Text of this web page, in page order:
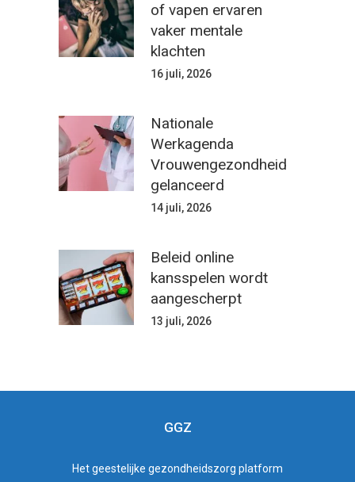
of vapen ervaren
vaker mentale
klachten
16 juli, 2026
Nationale
Werkagenda
Vrouwengezondheid
gelanceerd
14 juli, 2026
Beleid online
kansspelen wordt
aangescherpt
13 juli, 2026
GGZ
Hetgeestelijke gezondheidszorg platform